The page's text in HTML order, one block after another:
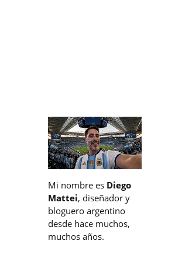
Mi nombre es Diego
Mattei, diseñador y
bloguero argentino
desde hace muchos,
muchos años.